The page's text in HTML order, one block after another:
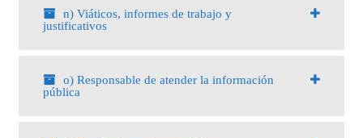
n) Viáticos, informes de trabajo y
justificativos
o) Responsable de atender la información
pública